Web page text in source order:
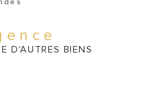
D'AUTRES BIENS